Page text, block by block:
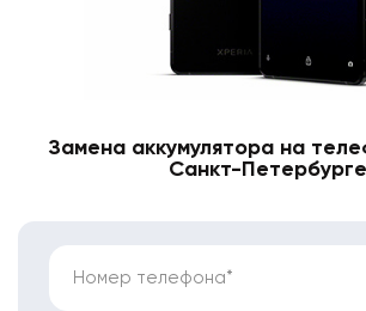
Замена аккумулятора на
Санкт-Петербурге
Номер телефона*